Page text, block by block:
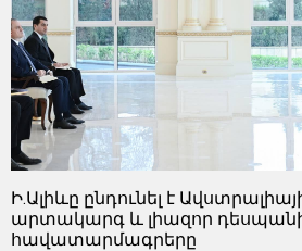
Ի.Ալիևը ընդունել է
արտակարգ և լիազոր
հավատարմագրերը